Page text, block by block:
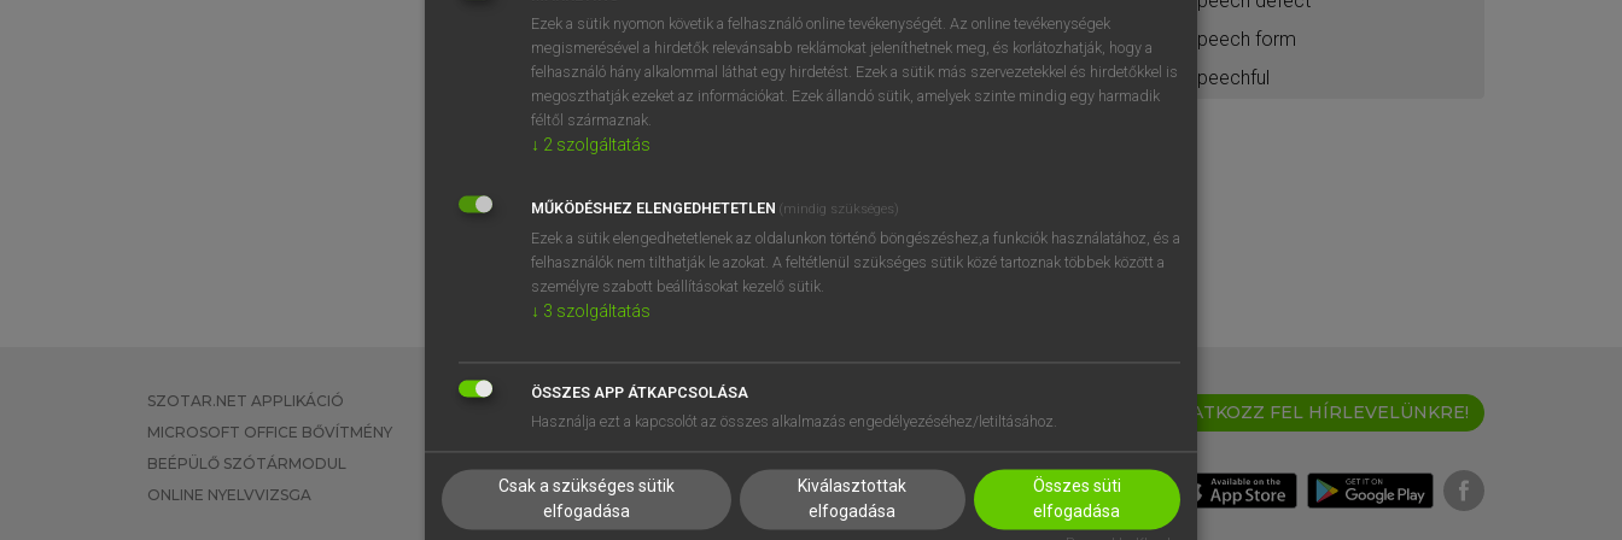
speech form
speechful
SZOTAR.NET APPLIKÁCIÓ
MICROSOFT OFFICE BŐVÍTMÉNY
BEÉPÜLŐ SZÓTÁRMODUL
ONLINE NYELVVIZSGA
EGYÉNI FELHASZNÁLÓKNAK
TANULÓKNAK
VÁLLALATI MEGOLDÁSOK
SÚGÓ
RÓLUNK
SÜTI BEÁLLÍTÁSOK
IRATKOZZ FEL HÍRLEVELÜNKRE!
Ezek a sütik nyomon követik a felhasználó online tevékenységét. Az online tevékenységek
megismerésével a hirdetők relevánsabb reklámokat jeleníthetnek meg, és korlátozhatják, hogy a
felhasználó hány alkalommal láthat egy hirdetést. Ezek a sütik más szervezetekkel és hirdetőkkel is
megoszthatják ezeket az információkat. Ezek állandó sütik, amelyek szinte mindig egy harmadik
féltől származnak.
↓ 2 szolgáltatás
MŰKÖDÉSHEZ ELENGEDHETETLEN (mindig szükséges)
Ezek a sütik elengedhetetlenek az oldalunkon történő böngészéshez,a funkciók használatához, és a
felhasználók nem tilthatják le azokat. A feltétlenül szükséges sütik közé tartoznak többek között a
személyre szabott beállításokat kezelő sütik.
↓ 3 szolgáltatás
ÖSSZES APP ÁTKAPCSOLÁSA
Használja ezt a kapcsolót az összes alkalmazás engedélyezéséhez/letiltásához.
Csak a szükséges sütik
elfogadása
Kiválasztottak
elfogadása
Összes süti
elfogadása